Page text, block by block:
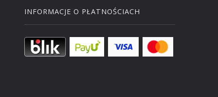
INFORMACJE O PŁATNOŚCIACH